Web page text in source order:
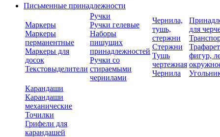
Письменные принадлежности
Маркеры
Маркеры
перманентные
Маркеры для
досок
Текстовыделители
Ручки
Ручки гелевые
Наборы
пишущих
принадлежностей
Ручки со
стираемыми
чернилами
Чернила,
тушь,
стержни
Стержни
Тушь
чертежная
Чернила
для
фигур,
Карандаши
Карандаши
механические
Точилки
Грифели для
карандашей